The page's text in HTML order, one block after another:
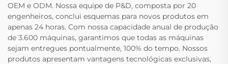
OEM e ODM. Nossa equipe de P&D, composta por 20
engenheiros, conclui esquemas para novos produtos em
apenas 24 horas. Com nossa capacidade anual de produção
de 3.600 máquinas, garantimos que todas as máquinas
sejam entregues pontualmente, 100% do tempo. Nossos
produtos apresentam vantagens tecnológicas exclusivas,